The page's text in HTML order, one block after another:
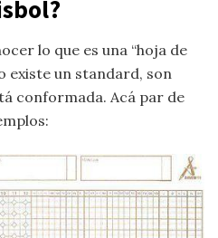
lo que es una “hoja de
existe un standard, son
conformada. Acá par de